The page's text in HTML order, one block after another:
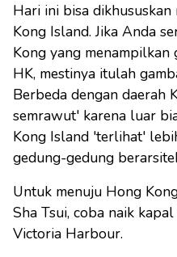
Hari ini bisa
Kong Island. Jika Anda
Kong yang
HK, mestinya itulah
Berbeda dengan daerah
semrawut' karena luar
Kong Island 'terlihat'
gedung-gedung
Untuk menuju Hong
Sha Tsui, coba naik kapal
Victoria Harbour.